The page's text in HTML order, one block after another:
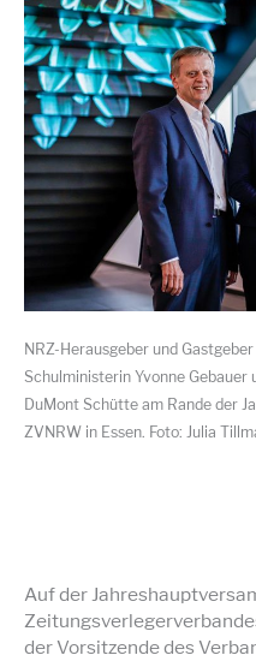
NRZ-Herausgeber und
Schulministerin Yvonne
DuMont Schütte am Rande der
ZVNRW in Essen. Foto: Julia
Auf der
der Vorsitzende des